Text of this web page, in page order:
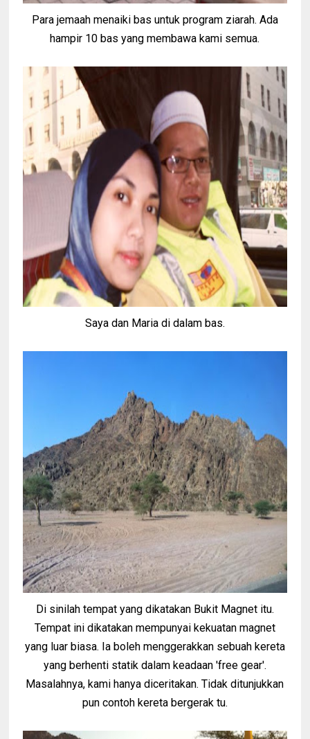
Para jemaah menaiki bas untuk program ziarah. Ada
hampir 10 bas yang membawa kami semua.
Saya dan Maria di dalam bas.
Di sinilah tempat yang dikatakan Bukit Magnet itu.
Tempat ini dikatakan mempunyai kekuatan magnet
yang luar biasa. Ia boleh menggerakkan sebuah kereta
yang berhenti statik dalam keadaan 'free gear'.
Masalahnya, kami hanya diceritakan. Tidak ditunjukkan
pun contoh kereta bergerak tu.